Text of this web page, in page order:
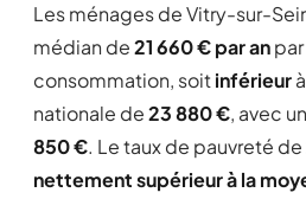
Les ménages de Vitry-sur-
médian de21 660 € par an
consommation, soitinférieur
nationale de23 880 €, avec
850 €. Le taux de pauvreté de
nettement supérieur à la